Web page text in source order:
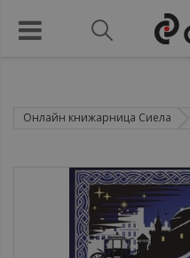
Онлайн книжарница Сиела